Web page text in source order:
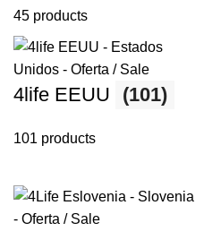
45 products
4life EEUU (101)
101 products